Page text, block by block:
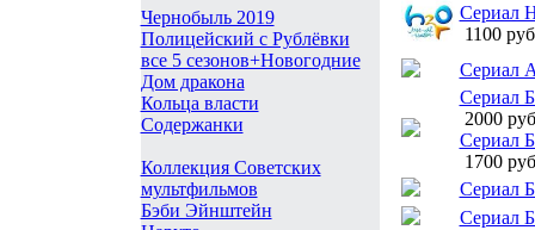
Чернобыль 2019
Полицейский с Рублёвки
все 5 сезонов+Новогодние
Дом дракона
Кольца власти
Содержанки
Коллекция Советских
мультфильмов
Бэби Эйнштейн
Сериал
1100
Сериал
Сериал
2000
Сериал
1700
Сериал
Сериал